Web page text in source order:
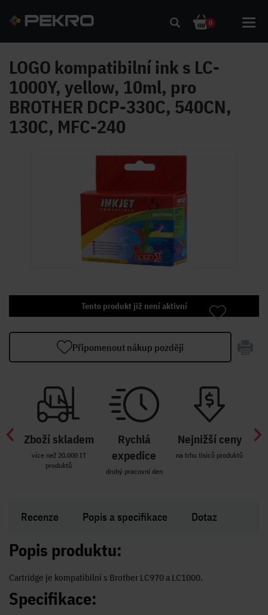
0
LOGO kompatibilní ink s LC-
1000Y, yellow, 10ml, pro
BROTHER DCP-330C, 540CN,
130C, MFC-240
Tento produkt již není aktivní
Připomenout nákup později
Zboží skladem
více než 20.000 IT
produktů
Rychlá
expedice
druhý pracovní den
Nejnižší ceny
na trhu tisíců produktů
Recenze Popis a specifikace Dotaz
Popis produktu:
Cartridge je kompatibilní s Brother LC970 a LC1000.
Specifikace: